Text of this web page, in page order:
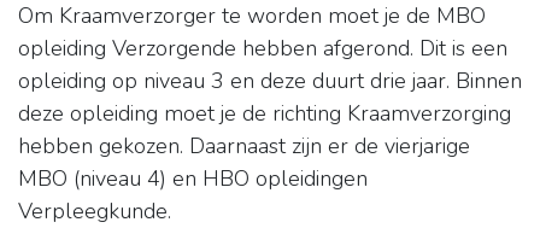
Om Kraamverzorger te worden moet je de MBO
opleiding Verzorgende hebben afgerond. Dit is een
opleiding op niveau 3 en deze duurt drie jaar. Binnen
deze opleiding moet je de richting Kraamverzorging
hebben gekozen. Daarnaast zijn er de vierjarige
MBO (niveau 4) en HBO opleidingen
Verpleegkunde.